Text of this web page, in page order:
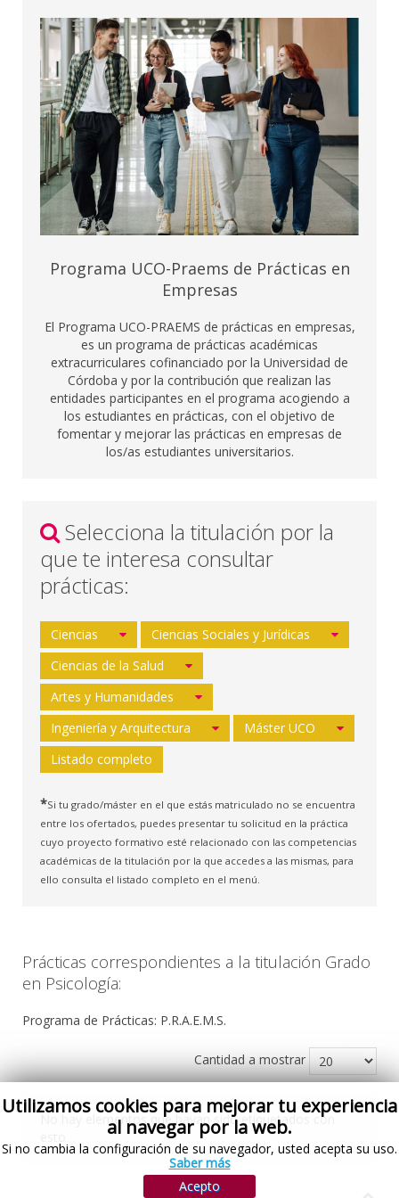
Programa UCO-Praems de Prácticas en
Empresas
El Programa UCO-PRAEMS de prácticas en empresas,
es un programa de prácticas académicas
extracurriculares cofinanciado por la Universidad de
Córdoba y por la contribución que realizan las
entidades participantes en el programa acogiendo a
los estudiantes en prácticas, con el objetivo de
fomentar y mejorar las prácticas en empresas de
los/as estudiantes universitarios.
Selecciona la titulación por la
que te interesa consultar
prácticas:
Ciencias
Ciencias Sociales y Jurídicas
Ciencias de la Salud
Artes y Humanidades
Ingeniería y Arquitectura
Máster UCO
Listado completo
*Si tu grado/máster en el que estás matriculado no se encuentra
entre los ofertados, puedes presentar tu solicitud en la práctica
cuyo proyecto formativo esté relacionado con las competencias
académicas de la titulación por la que accedes a las mismas, para
ello consulta el listado completo en el menú.
Prácticas correspondientes a la titulación Grado
en Psicología:
Programa de Prácticas: P.R.A.E.M.S.
Cantidad a mostrar
No hay elementos que hayan sido etiquetados con
Utilizamos cookies para mejorar tu experiencia
al navegar por la web.
Si no cambia la configuración de su navegador, usted acepta su uso.
Saber más
Acepto